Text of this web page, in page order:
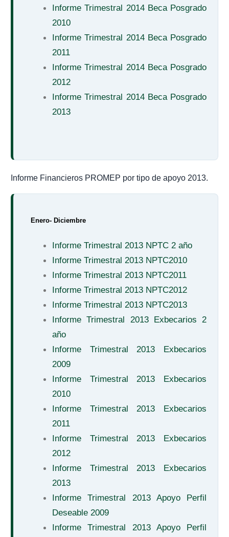
Informe Trimestral 2014 Beca Posgrado
2010
Informe Trimestral 2014 Beca Posgrado
2011
Informe Trimestral 2014 Beca Posgrado
2012
Informe Trimestral 2014 Beca Posgrado
2013
Informe Financieros PROMEP por tipo de apoyo 2013.
Enero- Diciembre
Informe Trimestral 2013 NPTC 2 año
Informe Trimestral 2013 NPTC2010
Informe Trimestral 2013 NPTC2011
Informe Trimestral 2013 NPTC2012
Informe Trimestral 2013 NPTC2013
Informe Trimestral 2013 Exbecarios 2
año
Informe Trimestral 2013 Exbecarios
2009
Informe Trimestral 2013 Exbecarios
2010
Informe Trimestral 2013 Exbecarios
2011
Informe Trimestral 2013 Exbecarios
2012
Informe Trimestral 2013 Exbecarios
2013
Informe Trimestral 2013 Apoyo Perfil
Deseable 2009
Informe Trimestral 2013 Apoyo Perfil